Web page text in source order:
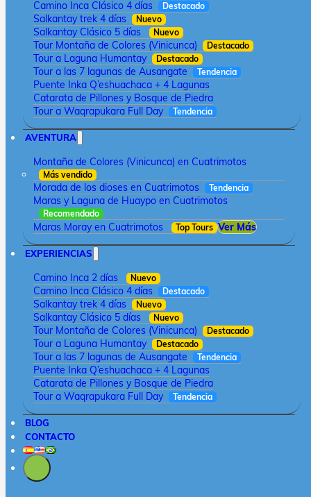
Camino Inca Clásico 4 días Destacado
Salkantay trek 4 días Nuevo
Salkantay Clásico 5 días Nuevo
Tour Montaña de Colores (Vinicunca) Destacado
Tour a Laguna Humantay Destacado
Tour a las 7 lagunas de Ausangate Tendencia
Puente Inka Q’eshuachaca + 4 Lagunas
Catarata de Pillones y Bosque de Piedra
Tour a Waqrapukara Full Day
Tendencia
AVENTURA
Montaña de Colores (Vinicunca) en Cuatrimotos
Más vendido
Morada de los dioses en Cuatrimotos Tendencia
Maras y Laguna de Huaypo en Cuatrimotos
Recomendado
Maras Moray en Cuatrimotos Top Tours Ver Más
EXPERIENCIAS
Camino Inca 2 días Nuevo
Camino Inca Clásico 4 días Destacado
Salkantay trek 4 días Nuevo
Salkantay Clásico 5 días Nuevo
Tour Montaña de Colores (Vinicunca) Destacado
Tour a Laguna Humantay Destacado
Tour a las 7 lagunas de Ausangate Tendencia
Puente Inka Q’eshuachaca + 4 Lagunas
Catarata de Pillones y Bosque de Piedra
Tour a Waqrapukara Full Day
Tendencia
BLOG
CONTACTO